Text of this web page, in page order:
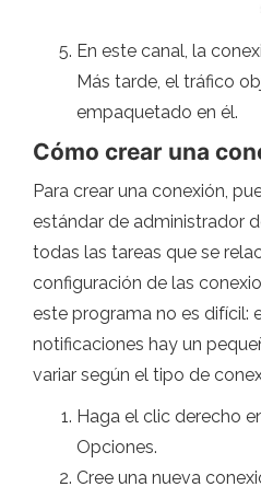
En este canal, la
Más tarde, el tráfico
empaquetado en él.
Cómo crear una
Para crear una conexión,
estándar de administrador
todas las tareas que se
configuración de las
este programa no es difícil:
notificaciones hay un
variar según el tipo de
Haga el clic derecho
Opciones.
Cree una nueva